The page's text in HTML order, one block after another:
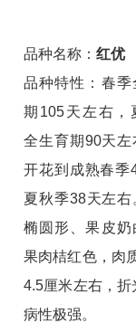
品种名称：红优
品种特性：春季
期105天左右，
全生育期90天左
开花到成熟春季
夏秋季38天左右
椭圆形、果皮奶
果肉桔红色，肉
4.5厘米左右，
病性极强。